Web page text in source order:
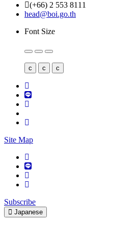
(+66) 2 553 8111
head@boi.go.th
Font Size
c c c
Site Map
Subscribe
Japanese